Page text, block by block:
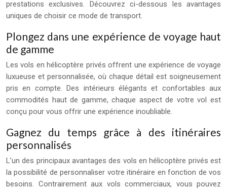
prestations exclusives. Découvrez ci-dessous les avantages
uniques de choisir ce mode de transport.
Plongez dans une expérience de voyage haut
de gamme
Les vols en hélicoptère privés offrent une expérience de voyage
luxueuse et personnalisée, où chaque détail est soigneusement
pris en compte. Des intérieurs élégants et confortables aux
commodités haut de gamme, chaque aspect de votre vol est
conçu pour vous offrir une expérience inoubliable.
Gagnez du temps grâce à des itinéraires
personnalisés
L’un des principaux avantages des vols en hélicoptère privés est
la possibilité de personnaliser votre itinéraire en fonction de vos
besoins. Contrairement aux vols commerciaux, vous pouvez